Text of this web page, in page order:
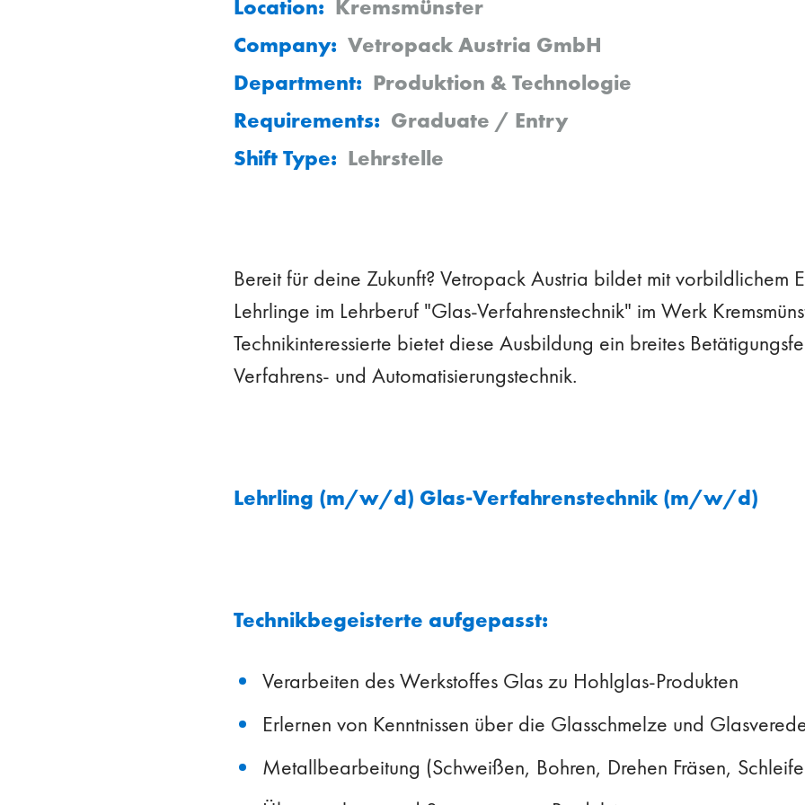
Location:
Kremsmünster
Company: Vetropack Austria GmbH
Department: Produktion & Technologie
Requirements: Graduate / Entry
Shift Type: Lehrstelle
Bereit für deine Zukunft? Vetropack Austria bildet mit vorbildlichem
Lehrlinge im Lehrberuf "Glas-Verfahrenstechnik" im Werk
Technikinteressierte bietet diese Ausbildung ein breites
Verfahrens- und Automatisierungstechnik.
Lehrling (m/w/d) Glas-Verfahrenstechnik (m/w/d)
Technikbegeisterte aufgepasst:
Verarbeiten des Werkstoffes Glas zu Hohlglas-Produkten
Erlernen von Kenntnissen über die Glasschmelze und
Metallbearbeitung (Schweißen, Bohren, Drehen Fräsen,